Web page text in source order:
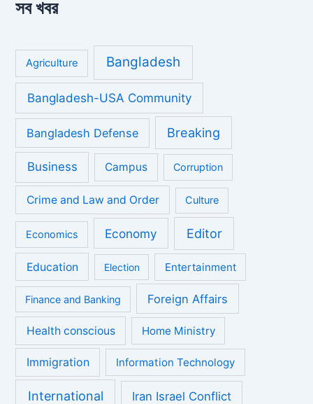
সব খবর
Agriculture Bangladesh
Bangladesh-USA Community
Bangladesh Defense Breaking
Business Campus Corruption
Crime and Law and Order Culture
Economics Economy Editor
Education Election Entertainment
Finance and Banking Foreign Affairs
Health conscious Home Ministry
Immigration Information Technology
International Iran Israel Conflict